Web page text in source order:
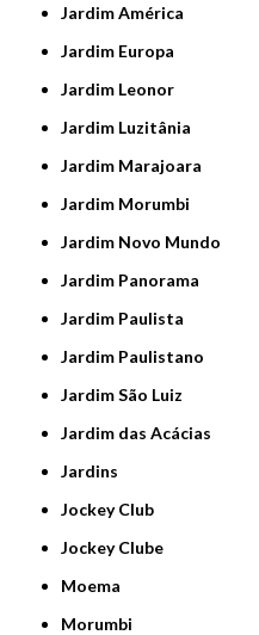
Jardim América
Jardim Europa
Jardim Leonor
Jardim Luzitânia
Jardim Marajoara
Jardim Morumbi
Jardim Novo Mundo
Jardim Panorama
Jardim Paulista
Jardim Paulistano
Jardim São Luiz
Jardim das Acácias
Jardins
Jockey Club
Jockey Clube
Moema
Morumbi